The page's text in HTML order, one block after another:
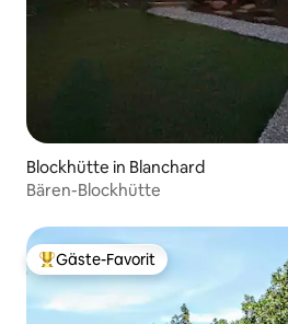
Blockhütte in Blanchard
Bären-Blockhütte
Beliebter Gäste-Favorit.
Gäste-Favorit